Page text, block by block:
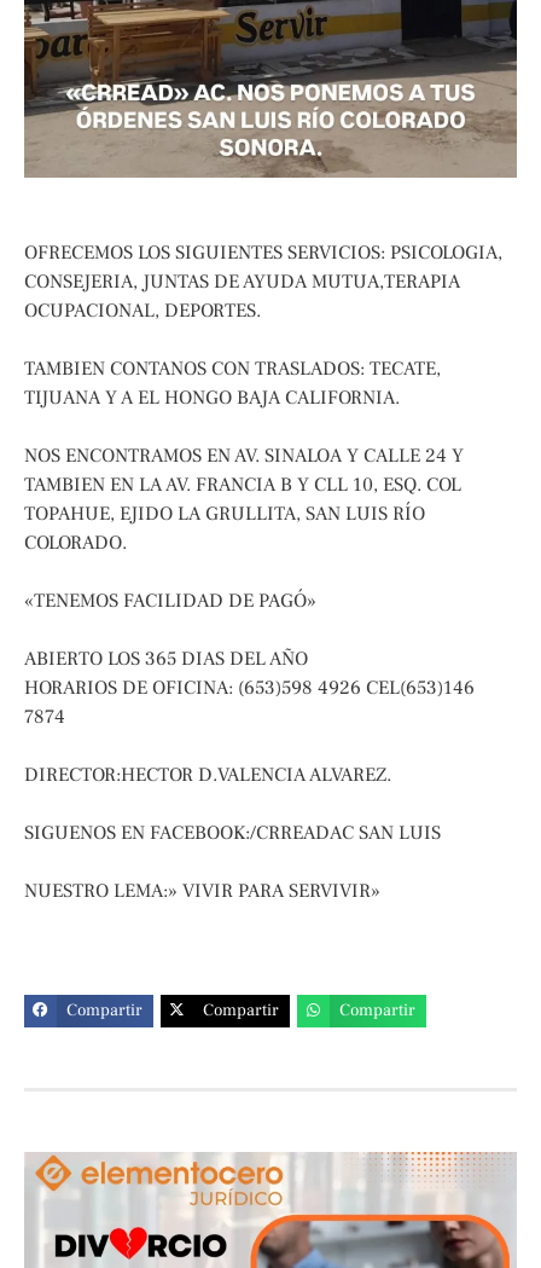
OFRECEMOS LOS SIGUIENTES SERVICIOS: PSICOLOGIA,
CONSEJERIA, JUNTAS DE AYUDA MUTUA,TERAPIA
OCUPACIONAL, DEPORTES.
TAMBIEN CONTANOS CON TRASLADOS: TECATE,
TIJUANA Y A EL HONGO BAJA CALIFORNIA.
NOS ENCONTRAMOS EN AV. SINALOA Y CALLE 24 Y
TAMBIEN EN LA AV. FRANCIA B Y CLL 10, ESQ. COL
TOPAHUE, EJIDO LA GRULLITA, SAN LUIS RÍO
COLORADO.
«TENEMOS FACILIDAD DE PAGÓ»
ABIERTO LOS 365 DIAS DEL AÑO
HORARIOS DE OFICINA: (653)598 4926 CEL(653)146
7874
DIRECTOR:HECTOR D.VALENCIA ALVAREZ.
SIGUENOS EN FACEBOOK:/CRREADAC SAN LUIS
NUESTRO LEMA:» VIVIR PARA SERVIVIR»
Compartir Compartir Compartir